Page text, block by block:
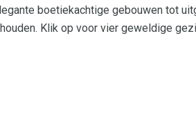
boetiekachtige gebouwen tot
Klik op voor vier geweldige